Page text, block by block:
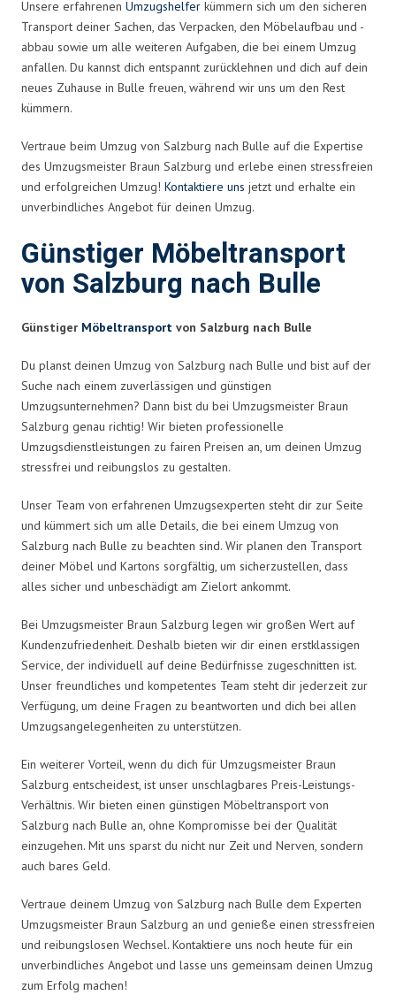
Unsere erfahrenen Umzugshelfer kümmern sich um den sicheren
Transport deiner Sachen, das Verpacken, den Möbelaufbau und -
abbau sowie um alle weiteren Aufgaben, die bei einem Umzug
anfallen. Du kannst dich entspannt zurücklehnen und dich auf dein
neues Zuhause in Bulle freuen, während wir uns um den Rest
kümmern.
Vertraue beim Umzug von Salzburg nach Bulle auf die Expertise
des Umzugsmeister Braun Salzburg und erlebe einen stressfreien
und erfolgreichen Umzug! Kontaktiere uns jetzt und erhalte ein
unverbindliches Angebot für deinen Umzug.
Günstiger Möbeltransport
von Salzburg nach Bulle
Günstiger Möbeltransport von Salzburg nach Bulle
Du planst deinen Umzug von Salzburg nach Bulle und bist auf der
Suche nach einem zuverlässigen und günstigen
Umzugsunternehmen? Dann bist du bei Umzugsmeister Braun
Salzburg genau richtig! Wir bieten professionelle
Umzugsdienstleistungen zu fairen Preisen an, um deinen Umzug
stressfrei und reibungslos zu gestalten.
Unser Team von erfahrenen Umzugsexperten steht dir zur Seite
und kümmert sich um alle Details, die bei einem Umzug von
Salzburg nach Bulle zu beachten sind. Wir planen den Transport
deiner Möbel und Kartons sorgfältig, um sicherzustellen, dass
alles sicher und unbeschädigt am Zielort ankommt.
Bei Umzugsmeister Braun Salzburg legen wir großen Wert auf
Kundenzufriedenheit. Deshalb bieten wir dir einen erstklassigen
Service, der individuell auf deine Bedürfnisse zugeschnitten ist.
Unser freundliches und kompetentes Team steht dir jederzeit zur
Verfügung, um deine Fragen zu beantworten und dich bei allen
Umzugsangelegenheiten zu unterstützen.
Ein weiterer Vorteil, wenn du dich für Umzugsmeister Braun
Salzburg entscheidest, ist unser unschlagbares Preis-Leistungs-
Verhältnis. Wir bieten einen günstigen Möbeltransport von
Salzburg nach Bulle an, ohne Kompromisse bei der Qualität
einzugehen. Mit uns sparst du nicht nur Zeit und Nerven, sondern
auch bares Geld.
Vertraue deinem Umzug von Salzburg nach Bulle dem Experten
Umzugsmeister Braun Salzburg an und genieße einen stressfreien
und reibungslosen Wechsel. Kontaktiere uns noch heute für ein
unverbindliches Angebot und lasse uns gemeinsam deinen Umzug
zum Erfolg machen!